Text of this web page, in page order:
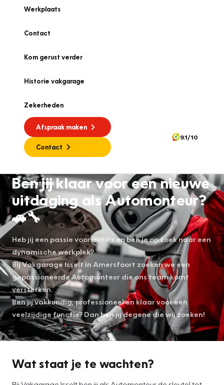
Werkplaats
Contact
Kom gerust verder
Historie vakgarage
Zekerheden
Afspraak maken
Contact
9.1/10
Vacatures
Ben jij klaar voor een nieuwe
uitdaging als Automonteur?
🚗🔧
Heb jij een passie voor auto’s en ben je op zoek naar een
dynamische werkplek?
Bij Vakgarage Isselt in Amersfoort zoeken we een
gepassioneerde Automonteur die ons team komt
versterken.
Ben jij vakkundig, professioneel en klaar voor een
veelzijdige functie? Dan ben jij degene die wij zoeken!
Wat staat je te wachten?